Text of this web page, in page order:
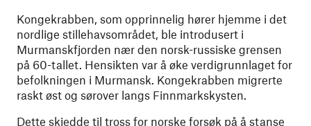
Kongekrabben, som opprinnelig hører hjemme i det
nordlige stillehavsområdet, ble introdusert i
Murmanskfjorden nær den norsk-russiske grensen
på 60-tallet. Hensikten var å øke verdigrunnlaget for
befolkningen i Murmansk. Kongekrabben migrerte
raskt øst og sørover langs Finnmarkskysten.
Dette skjedde til tross for norske forsøk på å stanse